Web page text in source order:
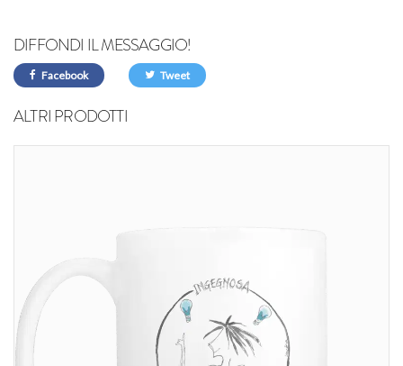
DIFFONDI IL MESSAGGIO!
Facebook Tweet
ALTRI PRODOTTI